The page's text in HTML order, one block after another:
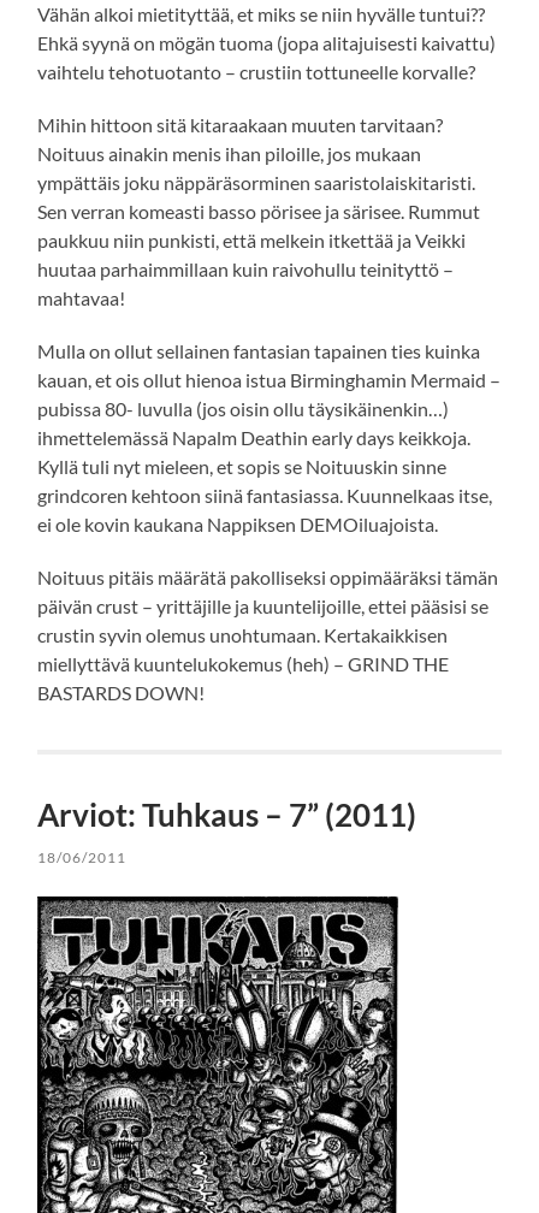
Vähän alkoi mietityttää, et miks se niin hyvälle tuntui??
Ehkä syynä on mögän tuoma (jopa alitajuisesti kaivattu)
vaihtelu tehotuotanto – crustiin tottuneelle korvalle?
Mihin hittoon sitä kitaraakaan muuten tarvitaan?
Noituus ainakin menis ihan piloille, jos mukaan
ympättäis joku näppäräsorminen saaristolaiskitaristi.
Sen verran komeasti basso pörisee ja särisee. Rummut
paukkuu niin punkisti, että melkein itkettää ja Veikki
huutaa parhaimmillaan kuin raivohullu teinityttö –
mahtavaa!
Mulla on ollut sellainen fantasian tapainen ties kuinka
kauan, et ois ollut hienoa istua Birminghamin Mermaid –
pubissa 80- luvulla (jos oisin ollu täysikäinenkin…)
ihmettelemässä Napalm Deathin early days keikkoja.
Kyllä tuli nyt mieleen, et sopis se Noituuskin sinne
grindcoren kehtoon siinä fantasiassa. Kuunnelkaas itse,
ei ole kovin kaukana Nappiksen DEMOiluajoista.
Noituus pitäis määrätä pakolliseksi oppimääräksi tämän
päivän crust – yrittäjille ja kuuntelijoille, ettei pääsisi se
crustin syvin olemus unohtumaan. Kertakaikkisen
miellyttävä kuuntelukokemus (heh) – GRIND THE
BASTARDS DOWN!
Arviot: Tuhkaus – 7” (2011)
18/06/2011